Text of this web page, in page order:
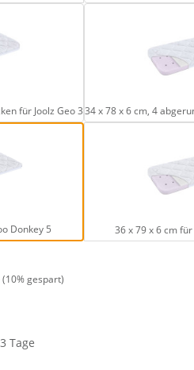
für Joolz Geo 3
x 6 cm, 4 abgerundete Ecken für
34 x 78 x 6 cm, 4
Donkey 5
x 6 cm für Bugaboo Donkey 5
36 x 79 x 6 cm
(10% gespart)
Tage